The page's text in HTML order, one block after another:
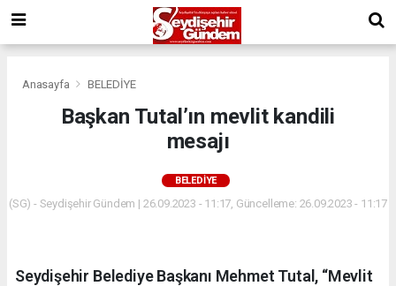
Anasayfa BELEDİYE
Başkan Tutal’ın mevlit kandili
mesajı
BELEDİYE
(SG) - Seydişehir Gündem | 26.09.2023 - 11:17, Güncelleme: 26.09.2023 - 11:17
Seydişehir Belediye Başkanı Mehmet Tutal, “Mevlit